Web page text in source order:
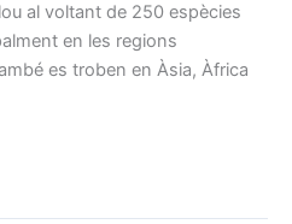
al voltant de 250 espècies
en les regions
es troben en Àsia, Àfrica